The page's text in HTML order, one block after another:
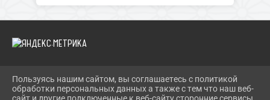
2026 Г. PECHORY-RCK.RU
ВХОД
Пользуясь нашим сайтом, вы соглашаетесь с политикой
обработки персональных данных а также с тем что наш веб-